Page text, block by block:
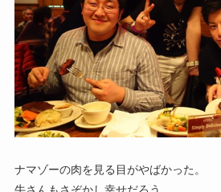
ナマゾーの肉を見る目がやばかった。